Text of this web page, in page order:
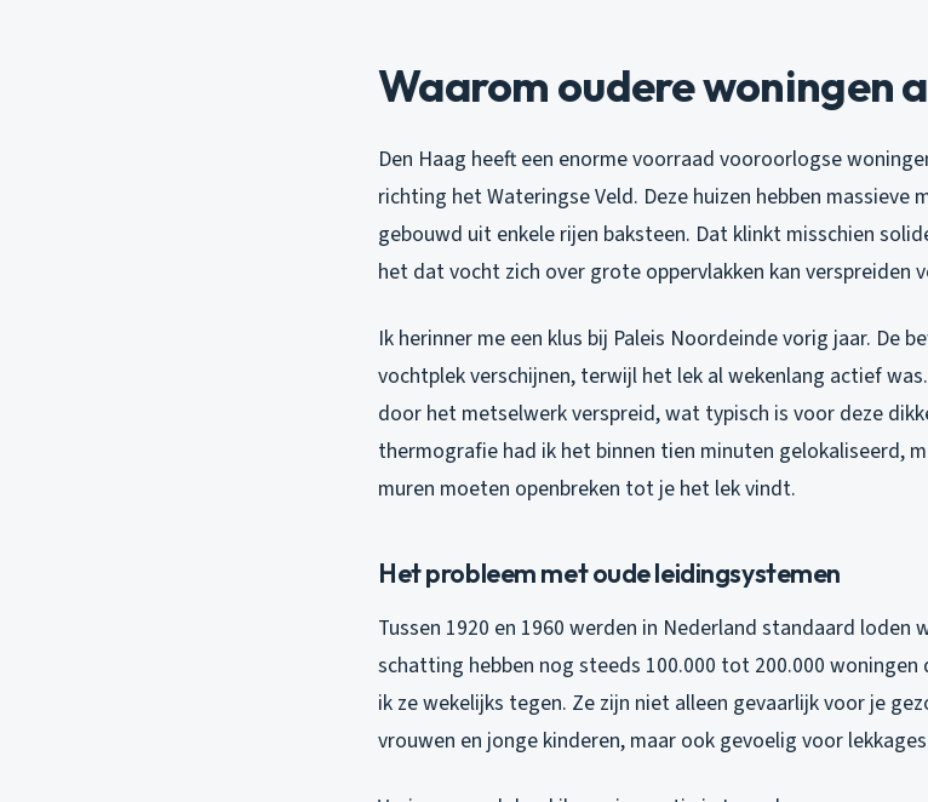
Waarom oudere woningen
Den Haag heeft een enorme voorraad vooroorlogse
richting het Wateringse Veld. Deze huizen hebben massieve
gebouwd uit enkele rijen baksteen. Dat klinkt misschien
het dat vocht zich over grote oppervlakken kan verspreiden
Ik herinner me een klus bij Paleis Noordeinde vorig jaar. De
vochtplek verschijnen, terwijl het lek al wekenlang actief
door het metselwerk verspreid, wat typisch is voor deze
thermografie had ik het binnen tien minuten gelokaliseerd,
muren moeten openbreken tot je het lek vindt.
Het probleem met oude leidingsystemen
Tussen 1920 en 1960 werden in Nederland standaard
schatting hebben nog steeds 100.000 tot 200.000 woningen
ik ze wekelijks tegen. Ze zijn niet alleen gevaarlijk voor je
vrouwen en jonge kinderen, maar ook gevoelig voor